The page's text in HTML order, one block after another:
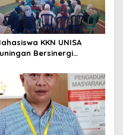
KKN UNISA
Bersinergi
Fokus Edukasi
Cegah Stunting hingga
Lansia